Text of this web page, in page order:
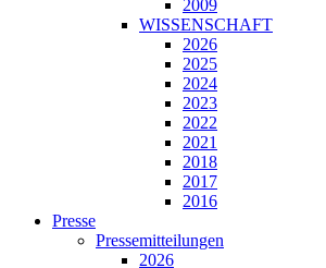
2009
WISSENSCHAFT
2026
2025
2024
2023
2022
2021
2018
2017
2016
Presse
Pressemitteilungen
2026